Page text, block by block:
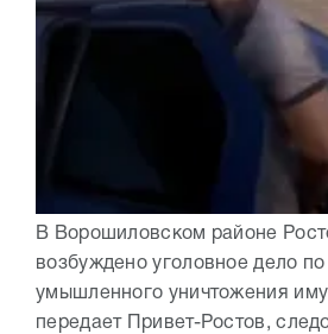
В Ворошиловском районе
возбуждено уголовное дело
умышленного уничтожения
передает Привет-Ростов,